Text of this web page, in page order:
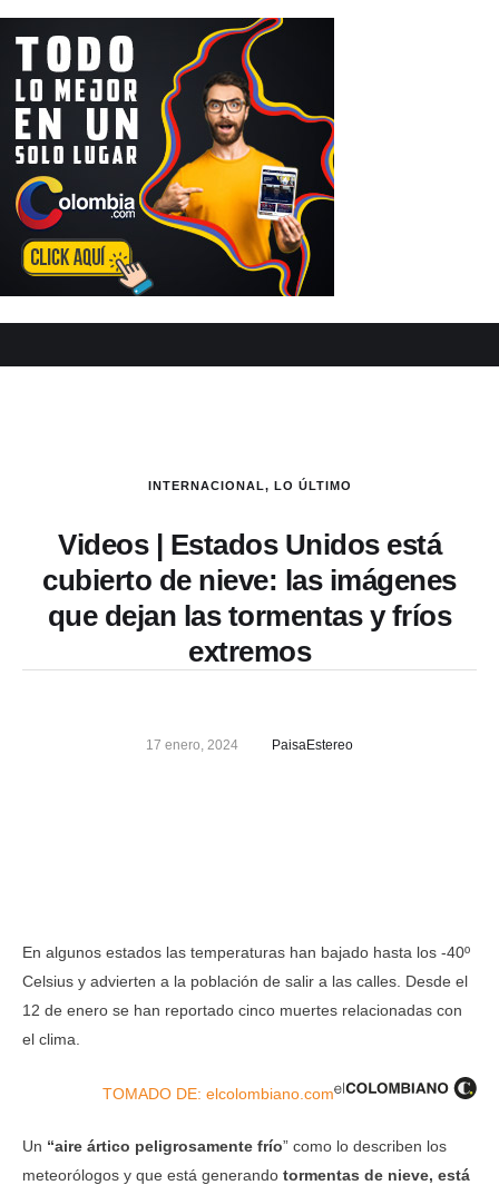
INTERNACIONAL, LO ÚLTIMO
Videos | Estados Unidos está
cubierto de nieve: las imágenes
que dejan las tormentas y fríos
extremos
17 enero, 2024 PaisaEstereo
En algunos estados las temperaturas han bajado hasta los -40º
Celsius y advierten a la población de salir a las calles. Desde el
12 de enero se han reportado cinco muertes relacionadas con
el clima.
TOMADO DE: elcolombiano.com
Un “aire ártico peligrosamente frío” como lo describen los
meteorólogos y que está generando tormentas de nieve, está